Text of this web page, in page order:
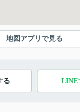
地図アプリで見る
る LINE